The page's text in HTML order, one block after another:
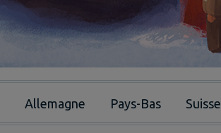
Allemagne Pays-Bas Suisse